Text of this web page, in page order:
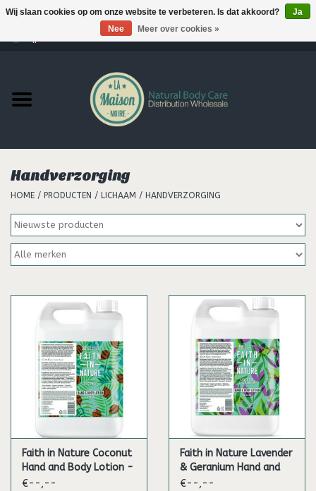
Producten
MERKEN
Hair
Nieuws
Handverzorging
HOME / PRODUCTEN / LICHAAM / HANDVERZORGING
Faith in Nature Coconut
Hand and Body Lotion -
5L
€--,--
Faith in Nature Lavender
& Geranium Hand and
Body Lotion - 5L
€--,--
Wij slaan cookies op om onze website te verbeteren. Is dat akkoord?
Ja
Nee
Meer over cookies »